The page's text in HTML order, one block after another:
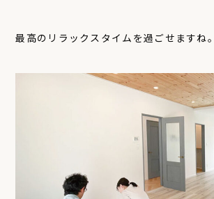
最高のリラックスタイムを過ごせますね。